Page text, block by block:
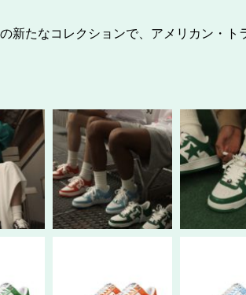
新たなコレクションで、アメリカン・ト